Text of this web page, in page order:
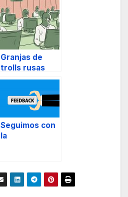
Granjas de
trolls rusas
Seguimos con
la